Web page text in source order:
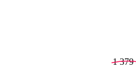
1 379